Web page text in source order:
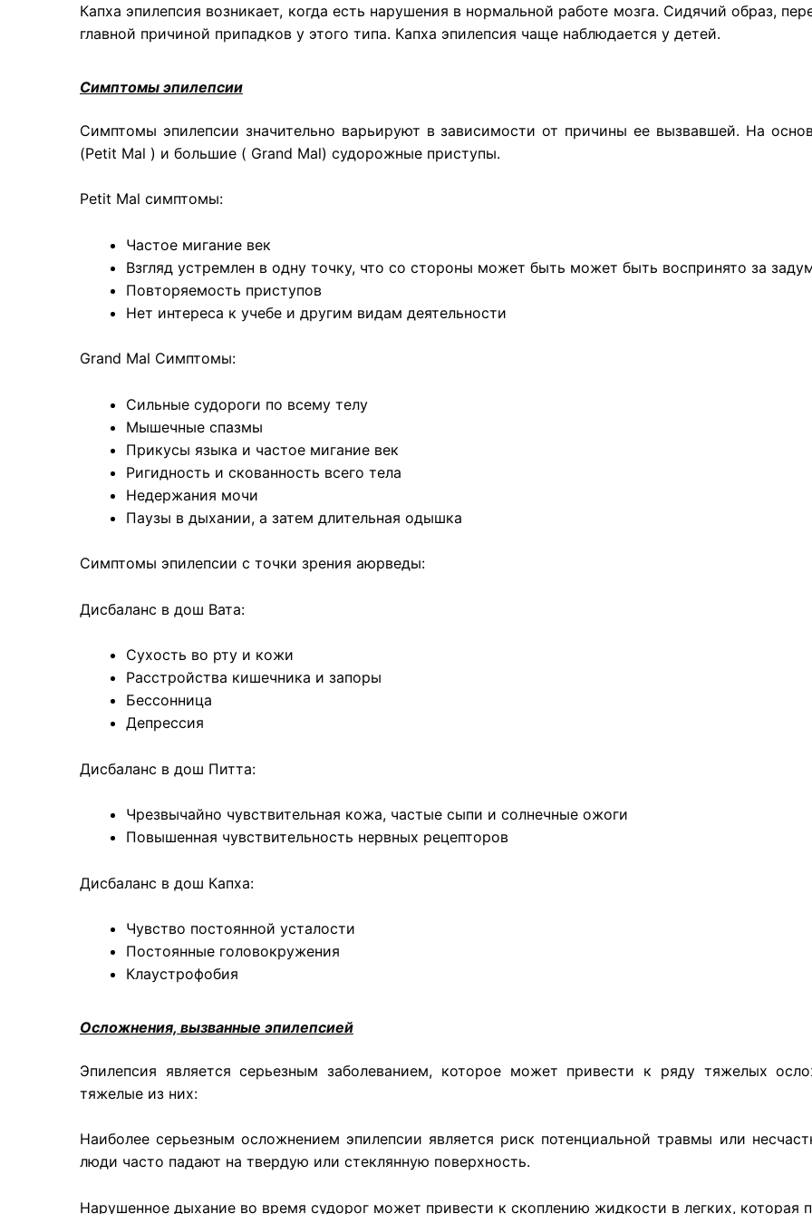
Капха эпилепсия возникает, когда есть нарушения в нормальной работе мозга. Сидячий образ,
главной причиной припадков у этого типа. Капха эпилепсия чаще наблюдается у детей.
Симптомы эпилепсии
Симптомы эпилепсии значительно варьируют в зависимости от причины ее вызвавшей. На
(Petit Mal ) и большие ( Grand Mal) судорожные приступы.
Petit Mal симптомы:
Частое мигание век
Взгляд устремлен в одну точку, что со стороны может быть может быть воспринято за
Повторяемость приступов
Нет интереса к учебе и другим видам деятельности
Grand Mal Симптомы:
Сильные судороги по всему телу
Мышечные спазмы
Прикусы языка и частое мигание век
Ригидность и скованность всего тела
Недержания мочи
Паузы в дыхании, а затем длительная одышка
Симптомы эпилепсии с точки зрения аюрведы:
Дисбаланс в дош Вата:
Сухость во рту и кожи
Расстройства кишечника и запоры
Бессонница
Депрессия
Дисбаланс в дош Питта:
Чрезвычайно чувствительная кожа, частые сыпи и солнечные ожоги
Повышенная чувствительность нервных рецепторов
Дисбаланс в дош Капха:
Чувство постоянной усталости
Постоянные головокружения
Клаустрофобия
Осложнения, вызванные эпилепсией
Эпилепсия является серьезным заболеванием, которое может привести к ряду тяжелых
тяжелые из них:
Наиболее серьезным осложнением эпилепсии является риск потенциальной травмы или
люди часто падают на твердую или стеклянную поверхность.
Нарушенное дыхание во время судорог может привести к скоплению жидкости в легких, которая